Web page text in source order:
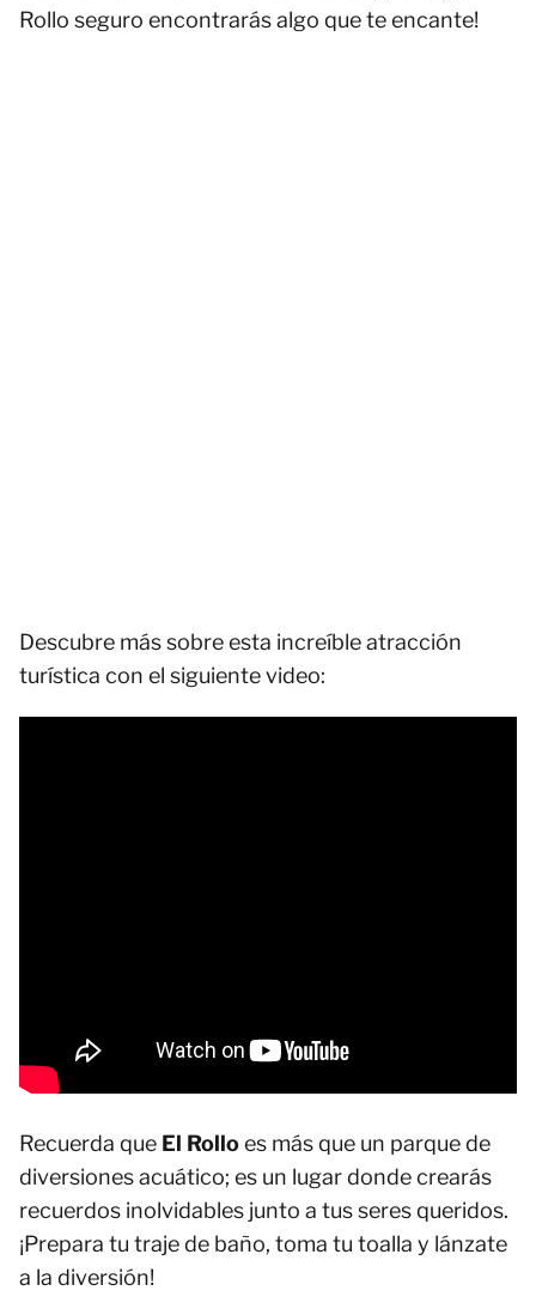
Rollo seguro encontrarás algo que te encante!
Descubre más sobre esta increíble atracción
turística con el siguiente video:
Recuerda que El Rolloes más que un parque de
diversiones acuático; es un lugar donde crearás
recuerdos inolvidables junto a tus seres queridos.
¡Prepara tu traje de baño, toma tu toalla y lánzate
a la diversión!